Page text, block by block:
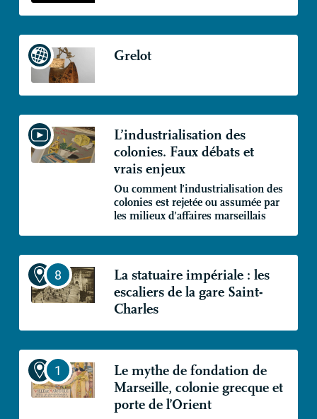
Grelot
L’industrialisation des
colonies. Faux débats et
vrais enjeux
Ou comment l’industrialisation des
colonies est rejetée ou assumée par
les milieux d’affaires marseillais
La statuaire impériale : les
escaliers de la gare Saint-
Charles
Le mythe de fondation de
Marseille, colonie grecque et
porte de l’Orient